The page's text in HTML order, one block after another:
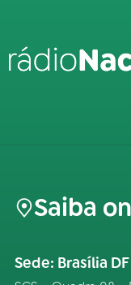
Saiba
Sede: Brasília DF